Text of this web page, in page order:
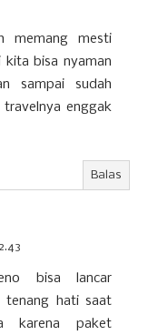
memang mesti
kita bisa nyaman
sampai sudah
enggak
Balas
bisa lancar
tenang hati saat
karena paket